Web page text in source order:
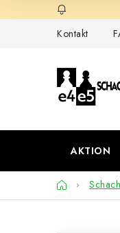
Inhalt
Kontakt
AKTION
Startseite